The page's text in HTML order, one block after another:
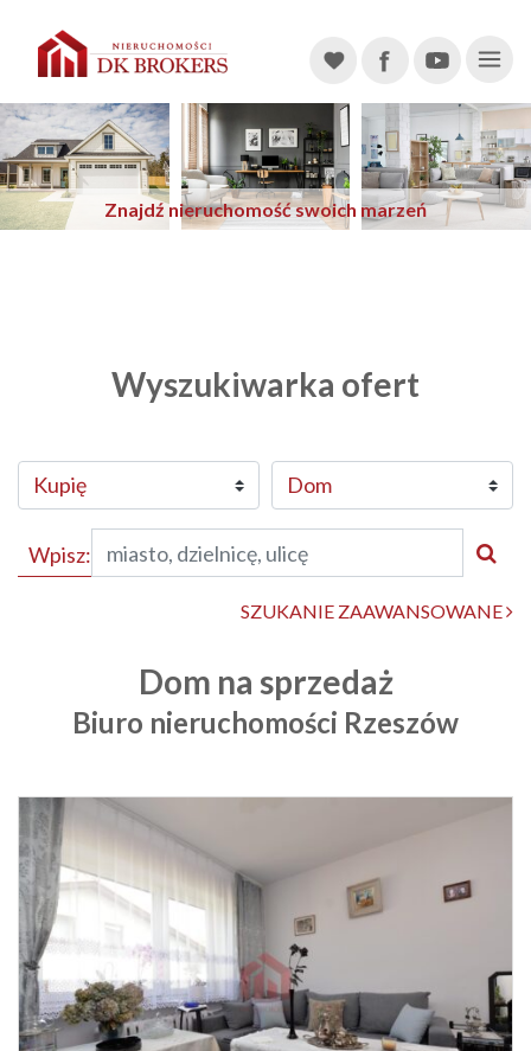
Main Navigation
Znajdź nieruchomość swoich marzeń
Wyszukiwarka ofert
Wpisz:
SZUKANIE ZAAWANSOWANE
Dom na sprzedaż
Biuro nieruchomości Rzeszów